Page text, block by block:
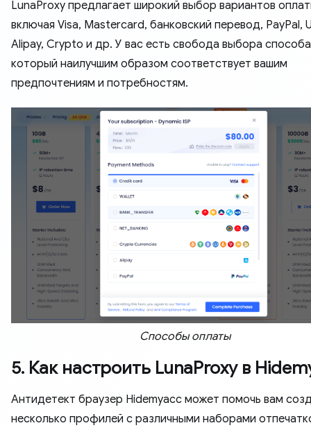
LunaProxy предлагает широкий выбор вариантов
включая Visa, Mastercard, банковский перевод, PayPal,
Alipay, Crypto и др. У вас есть свобода выбора
который наилучшим образом соответствует вашим
предпочтениям и потребностям.
Способы оплаты
5. Как настроить LunaProxy в
Антидетект браузер Hidemyacc может помочь вам
несколько профилей с различными наборами